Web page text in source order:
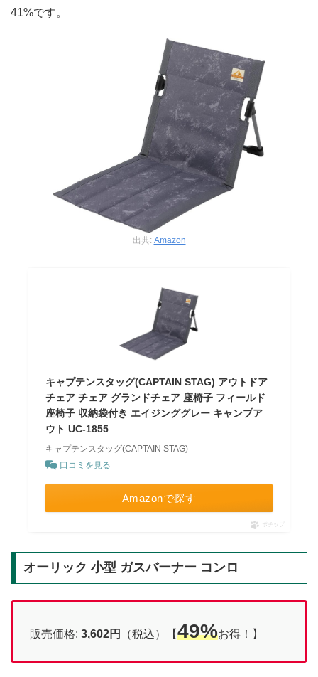
41%です。
出典: Amazon
キャプテンスタッグ(CAPTAIN STAG) アウトドア
チェア チェア グランドチェア 座椅子 フィールド
座椅子 収納袋付き エイジンググレー キャンプア
ウト UC-1855
キャプテンスタッグ(CAPTAIN STAG)
口コミを見る
Amazonで探す
ポチップ
オーリック 小型 ガスバーナー コンロ
販売価格: 3,602円 （税込）【49%お得！】